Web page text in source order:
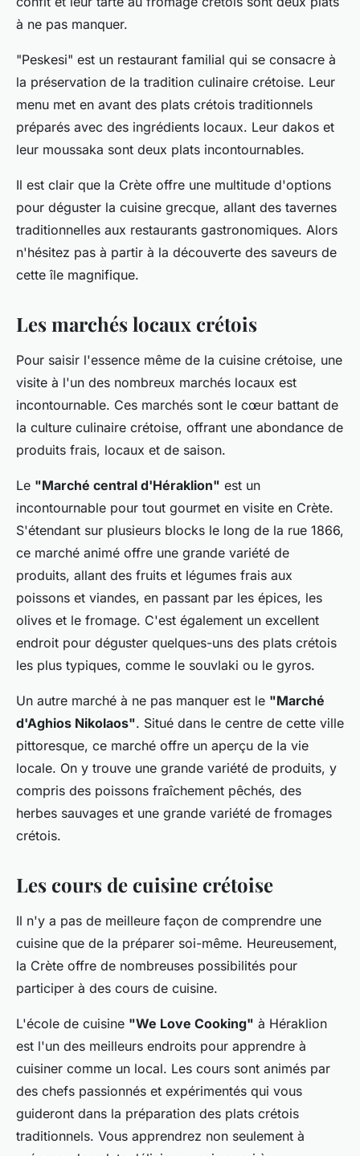
à ne pas manquer.
"Peskesi" est un restaurant familial qui se consacre à
la préservation de la tradition culinaire crétoise. Leur
menu met en avant des plats crétois traditionnels
préparés avec des ingrédients locaux. Leur dakos et
leur moussaka sont deux plats incontournables.
Il est clair que la Crète offre une multitude d'options
pour déguster la cuisine grecque, allant des tavernes
traditionnelles aux restaurants gastronomiques. Alors
n'hésitez pas à partir à la découverte des saveurs de
cette île magnifique.
Les marchés locaux crétois
Pour saisir l'essence même de la cuisine crétoise, une
visite à l'un des nombreux marchés locaux est
incontournable. Ces marchés sont le cœur battant de
la culture culinaire crétoise, offrant une abondance de
produits frais, locaux et de saison.
Le "Marché central d'Héraklion" est un
incontournable pour tout gourmet en visite en Crète.
S'étendant sur plusieurs blocks le long de la rue 1866,
ce marché animé offre une grande variété de
produits, allant des fruits et légumes frais aux
poissons et viandes, en passant par les épices, les
olives et le fromage. C'est également un excellent
endroit pour déguster quelques-uns des plats crétois
les plus typiques, comme le souvlaki ou le gyros.
Un autre marché à ne pas manquer est le "Marché
d'Aghios Nikolaos". Situé dans le centre de cette ville
pittoresque, ce marché offre un aperçu de la vie
locale. On y trouve une grande variété de produits, y
compris des poissons fraîchement pêchés, des
herbes sauvages et une grande variété de fromages
crétois.
Les cours de cuisine crétoise
Il n'y a pas de meilleure façon de comprendre une
cuisine que de la préparer soi-même. Heureusement,
la Crète offre de nombreuses possibilités pour
participer à des cours de cuisine.
L'école de cuisine "We Love Cooking" à Héraklion
est l'un des meilleurs endroits pour apprendre à
cuisiner comme un local. Les cours sont animés par
des chefs passionnés et expérimentés qui vous
guideront dans la préparation des plats crétois
traditionnels. Vous apprendrez non seulement à